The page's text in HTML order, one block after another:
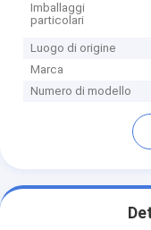
Imballaggi
particolari
Luogo di origine
Marca
Numero di modello